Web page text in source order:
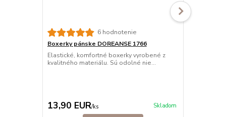
6 hodnotenie
Boxerky pánske DOREANSE 1766
Elastické, komfortné boxerky vyrobené z
kvalitného materiálu. Sú odolné nie...
13,90 EUR/ks Skladom